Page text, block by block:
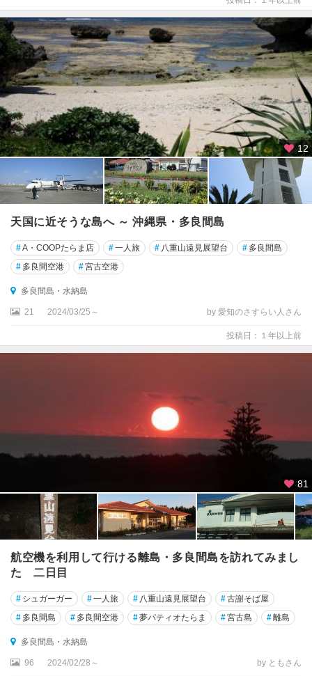
12
天国に近そうな島へ ～ 沖縄県・多良間島
#A・COOPたらま店 #一人旅 # 八重山遠見展望台 # 多良間島
# 多良間空港 #宮古空港
多良間島・水納島
21 2024/03/25～ by 愛知のさすらい人さん
投稿日：１年以上前
81
航空機を利用して行ける離島・多良間島を訪れてみまし
た 二日目
# シュガーガー #一人旅 # 八重山遠見展望台 #古謝そば屋
# 多良間島 # 多良間空港 #夢パティオたらま #宮古島 #離島
多良間島・水納島
96 2024/02/28～ by ともさん